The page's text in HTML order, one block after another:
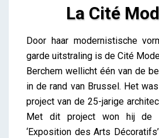
La Cité
La Cité Moderne
Door haar modernistische
garde uitstraling is de Cité
Berchem wellicht één van de
in de rand van Brussel. Het
project van de 25-jarige
Met dit project won hij de
‘Exposition des Arts